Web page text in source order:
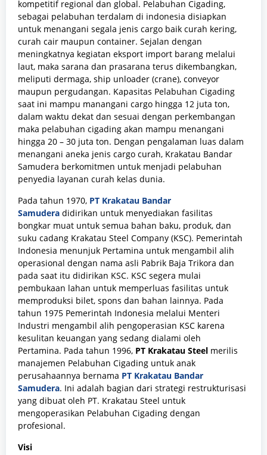
kompetitif regional dan global. Pelabuhan Cigading,
sebagai pelabuhan terdalam di indonesia disiapkan
untuk menangani segala jenis cargo baik curah kering,
curah cair maupun container. Sejalan dengan
meningkatnya kegiatan eksport import barang melalui
laut, maka sarana dan prasarana terus dikembangkan,
meliputi dermaga, ship unloader (crane), conveyor
maupun pergudangan. Kapasitas Pelabuhan Cigading
saat ini mampu manangani cargo hingga 12 juta ton,
dalam waktu dekat dan sesuai dengan perkembangan
maka pelabuhan cigading akan mampu menangani
hingga 20 – 30 juta ton. Dengan pengalaman luas dalam
menangani aneka jenis cargo curah, Krakatau Bandar
Samudera berkomitmen untuk menjadi pelabuhan
penyedia layanan curah kelas dunia.
Pada tahun 1970, PT Krakatau Bandar
Samudera didirikan untuk menyediakan fasilitas
bongkar muat untuk semua bahan baku, produk, dan
suku cadang Krakatau Steel Company (KSC). Pemerintah
Indonesia menunjuk Pertamina untuk mengambil alih
operasional dengan nama asli Pabrik Baja Trikora dan
pada saat itu didirikan KSC. KSC segera mulai
pembukaan lahan untuk memperluas fasilitas untuk
memproduksi bilet, spons dan bahan lainnya. Pada
tahun 1975 Pemerintah Indonesia melalui Menteri
Industri mengambil alih pengoperasian KSC karena
kesulitan keuangan yang sedang dialami oleh
Pertamina. Pada tahun 1996, PT Krakatau Steel merilis
manajemen Pelabuhan Cigading untuk anak
perusahaannya bernama PT Krakatau Bandar
Samudera. Ini adalah bagian dari strategi restrukturisasi
yang dibuat oleh PT. Krakatau Steel untuk
mengoperasikan Pelabuhan Cigading dengan
profesional.
Visi